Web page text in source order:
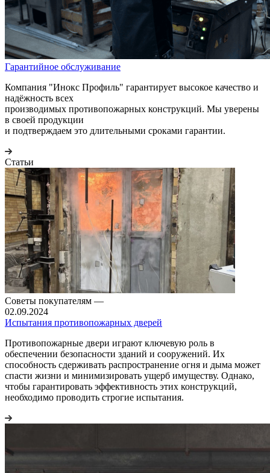
Гарантийное обслуживание
Компания "Инокс Профиль" гарантирует высокое качество и
надёжность всех
производимых противопожарных конструкций. Мы уверены
в своей продукции
и подтверждаем это длительными сроками гарантии.
Статьи
Советы покупателям —
02.09.2024
Испытания противопожарных дверей
Противопожарные двери играют ключевую роль в
обеспечении безопасности зданий и сооружений. Их
способность сдерживать распространение огня и дыма может
спасти жизни и минимизировать ущерб имуществу. Однако,
чтобы гарантировать эффективность этих конструкций,
необходимо проводить строгие испытания.